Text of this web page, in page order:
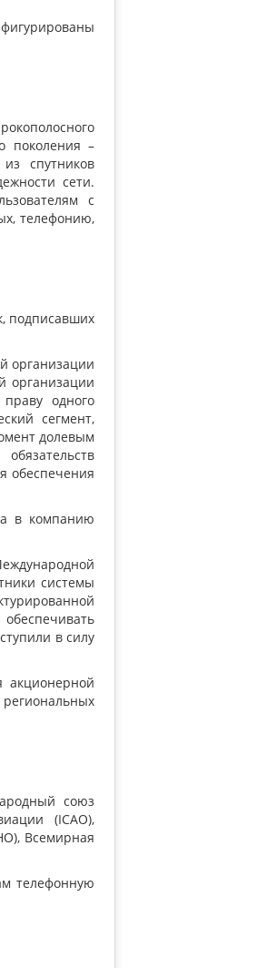
поколения –
спутников
сети.
с
телефонию,
подписавших
организации
организации
одного
сегмент,
долевым
обеспечения
в компанию
системы
в силу
союз
(ICAO),
), Всемирная
телефонную